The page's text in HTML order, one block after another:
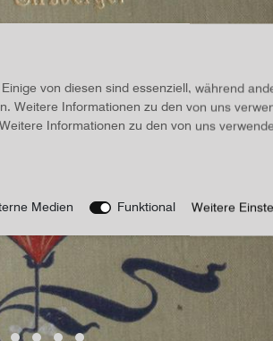
von diesen sind essenziell, während
Weitere Informationen zu den von uns
Informationen zu den von uns
Medien Funktional Weitere